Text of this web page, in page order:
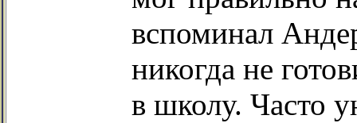
вспоминал
никогда не
в школу. Часто